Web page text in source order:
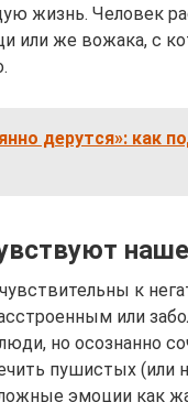
жизнь. Человек
или же вожака, с
дерутся»: как
к
или
но осознанно
пушистых (или
эмоции как